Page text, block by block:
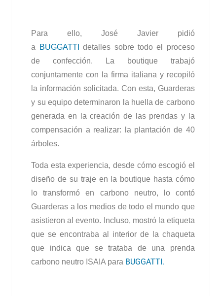
Para ello, José Javier pidió
a
BUGGATTI
detalles sobre todo el proceso
de confección. La boutique trabajó
conjuntamente con la firma italiana y recopiló
la información solicitada. Con esta, Guarderas
y su equipo determinaron la huella de carbono
generada en la creación de las prendas y la
compensación a realizar: la plantación de 40
árboles.
Toda esta experiencia, desde cómo escogió el
diseño de su traje en la boutique hasta cómo
lo transformó en carbono neutro, lo contó
Guarderas a los medios de todo el mundo que
asistieron al evento. Incluso, mostró la etiqueta
que se encontraba al interior de la chaqueta
que indica que se trataba de una prenda
carbono neutro ISAIA para BUGGATTI.